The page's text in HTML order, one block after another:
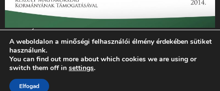
„Az Új Ember katolikus hetilap 2014. évi működésének
támogatását az EGYH-KCP-14-P-0121 sz. támogatási
szerződés keretében 3 000 000 Ft összegben támogatta az
Emberi Erőforrások Minisztériuma.”
© 2026 Magyar Kurír - Új Ember
A weboldalon a minőségi felhasználói élmény érdekében sütiket
használunk.
You can find out more about which cookies we are using or
switch them off in settings.
Elfogad